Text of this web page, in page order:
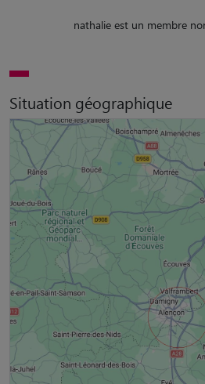
nathalie est un membre
Situation géographique